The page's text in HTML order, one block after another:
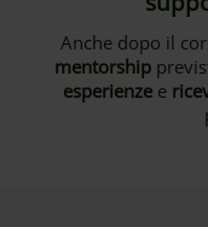
Anche dopo il
mentorship
esperienzee